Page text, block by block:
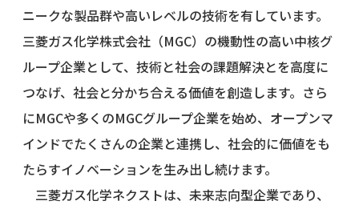
ニークな製品群や高いレベルの技術を有しています。
三菱ガス化学株式会社（MGC）の機動性の高い中核グ
ループ企業として、技術と社会の課題解決とを高度に
つなげ、社会と分かち合える価値を創造します。さら
にMGCや多くのMGCグループ企業を始め、オープンマ
インドでたくさんの企業と連携し、社会的に価値をも
たらすイノベーションを生み出し続けます。
三菱ガス化学ネクストは、未来志向型企業であり、